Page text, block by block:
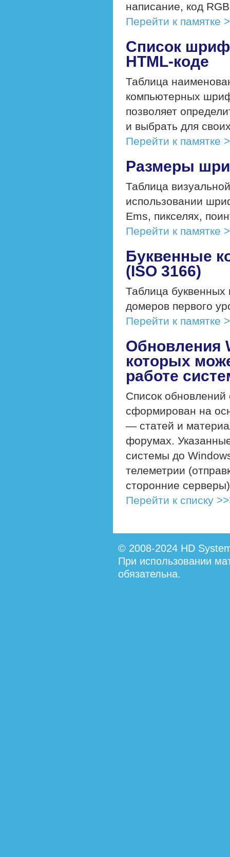
написание, код
Перейти к памятке
Список
HTML-коде
Таблица
компьютерных
позволяет
и выбрать для
Перейти к памятке
Размеры
Таблица
использовании
Ems, пикселях,
Перейти к памятке
Буквенные
(ISO 3166)
Таблица буквенных
домеров первого
Перейти к памятке
Обновления
которых
работе
Список
сформирован на
— статей и
форумах.
системы до
телеметрии
сторонние
Перейти к списку
© 2008-2024 HD
При использовании
обязательна.